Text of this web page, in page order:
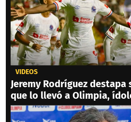
VIDEOS
Jeremy Rodríguez
que lo llevó a Olimpia,